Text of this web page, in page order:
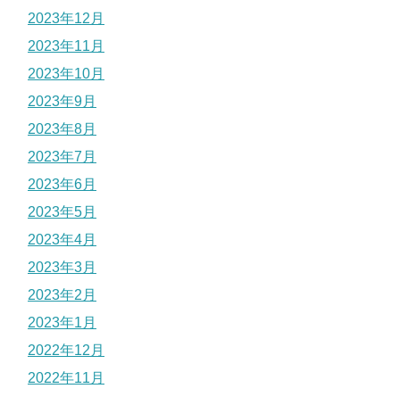
2023年12月
2023年11月
2023年10月
2023年9月
2023年8月
2023年7月
2023年6月
2023年5月
2023年4月
2023年3月
2023年2月
2023年1月
2022年12月
2022年11月